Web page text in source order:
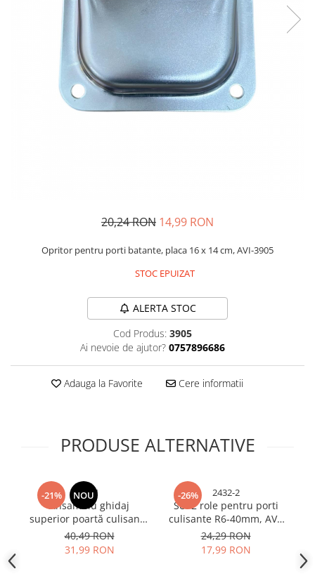
Ascutitoare cutite
Baterii sanitare bucatarie
Cantare de bucatarie
Chiuvete bucatarie
Curatatoare legume si fructe
Cutite si seturi de cutite
Tirbusoane si dopuri
Cantare electronice comerciale
Maturi, Mopuri si galeti
Decoratiuni casa & sarbatori
Iluminat & Electrice
Accesorii corpuri de iluminat
Accesorii prelungitoare
Accesorii prize si intrerupatoare
Aplice fatada
Aplice si plafoniere
Becuri
20,24 RON 14,99 RON
Opritor pentru porti batante, placa 16 x 14 cm, AVI-3905
STOC EPUIZAT
ALERTA STOC
Cod Produs: 3905
Ai nevoie de ajutor? 0757896686
Adauga la Favorite Cere informatii
PRODUSE ALTERNATIVE
-21% NOU
5241
Ansamblu ghidaj
superior poartă culisantă
autoportantă, AVI®, 4
role Ø30 mm, reglabil,
40,49 RON
31,99 RON
-26% 2432-2
Set 2 role pentru porti
culisante R6-40mm, AVI-
2432
24,29 RON
17,99 RON